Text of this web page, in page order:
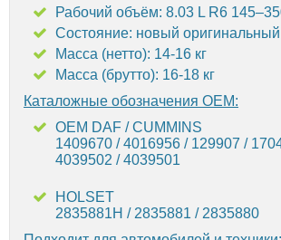
Рабочий объём: 8.03 L R6
Состояние: новый
Масса (нетто): 14-16 кг
Масса (брутто): 16-18 кг
Каталожные обозначения OEM:
OEM DAF / CUMMINS
1409670 / 4016956 / 129907 /
4039502 / 4039501
HOLSET
2835881H / 2835881 / 2835880